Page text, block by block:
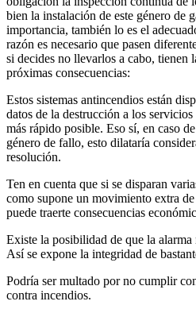
bien la instalación de este género de
importancia, también lo es el
razón es necesario que pasen
si decides no llevarlos a cabo, tienen
próximas consecuencias:
Estos sistemas antincendios están
datos de la destrucción a los
más rápido posible. Eso sí, en caso
género de fallo, esto dilataría
resolución.
Ten en cuenta que si se disparan
como supone un movimiento extra
puede traerte consecuencias
Existe la posibilidad de que la
Así se expone la integridad de
Podría ser multado por no cumplir
contra incendios.